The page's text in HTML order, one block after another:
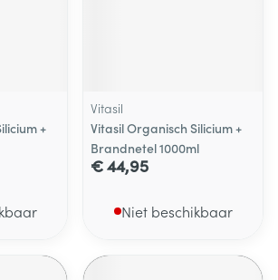
+
Vitasil
Vitasil Organisch Silicium +
Brandnetel 1000ml
€ 44,95
Niet beschikbaar